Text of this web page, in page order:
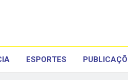
ESPORTES